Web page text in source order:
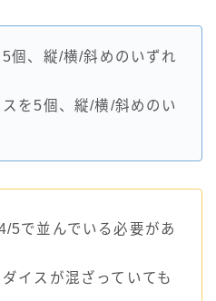
個、縦/横/斜めのいずれ
を5個、縦/横/斜めのい
5で並んでいる必要があ
イスが混ざっていても